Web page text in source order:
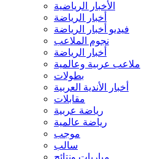
الأخبار الرياضية
أخبار الرياضة
فيديو أخبار الرياضة
نجوم الملاعب
أخبار الرياضة
ملاعب عربية وعالمية
بطولات
أخبار الأندية العربية
مقابلات
رياضة عربية
رياضة عالمية
موجب
سالب